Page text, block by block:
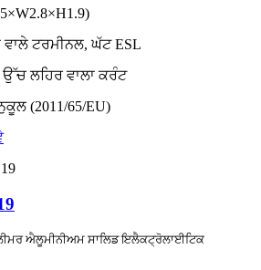
ਟਰਮੀਨਲ, ਘੱਟ ESL
ਲਹਿਰ ਵਾਲਾ ਕਰੰਟ
(2011/65/EU)
ਐਲੂਮੀਨੀਅਮ ਸਾਲਿਡ ਇਲੈਕਟ੍ਰੋਲਾਈਟਿਕ